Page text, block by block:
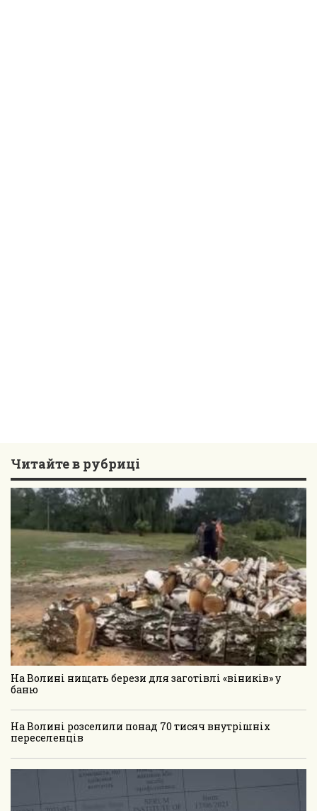
Читайте в рубриці
На Волині нищать берези для заготівлі «віників» у
баню
На Волині розселили понад 70 тисяч внутрішніх
переселенців